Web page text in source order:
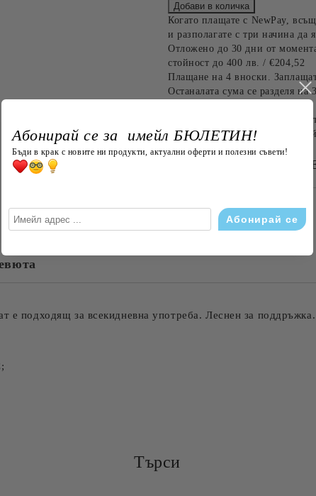
Когато плащате с NewPay,
и разполагате с три начина да
Отложено до 30 дни от
стойност до 400 лв. / €204,52
Плащане на 4 вноски.
Останалата сума се разделя
Плащане на 6 вноски.
оскъпяване. За покупки на
БЪРЗА ПОРЪЧКА
е подходящ за всекидневна употреба. Леснен за поддръжка.
Търси
Абонирай се за имейл БЮЛЕТИН!
Бъди в крак с новите ни продукти, актуални оферти и полезни съвети!